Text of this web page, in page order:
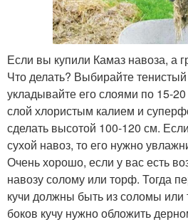
Если вы купили Камаз навоза, а
Что делать? Выбирайте
укладывайте его слоями по 15-
слой хлористым калием и
сделать высотой 100-120 см.
сухой навоз, то его нужно
Очень хорошо, если у вас есть
навозу солому или торф. Тогда
кучи должны быть из соломы
боков кучу нужно обложить